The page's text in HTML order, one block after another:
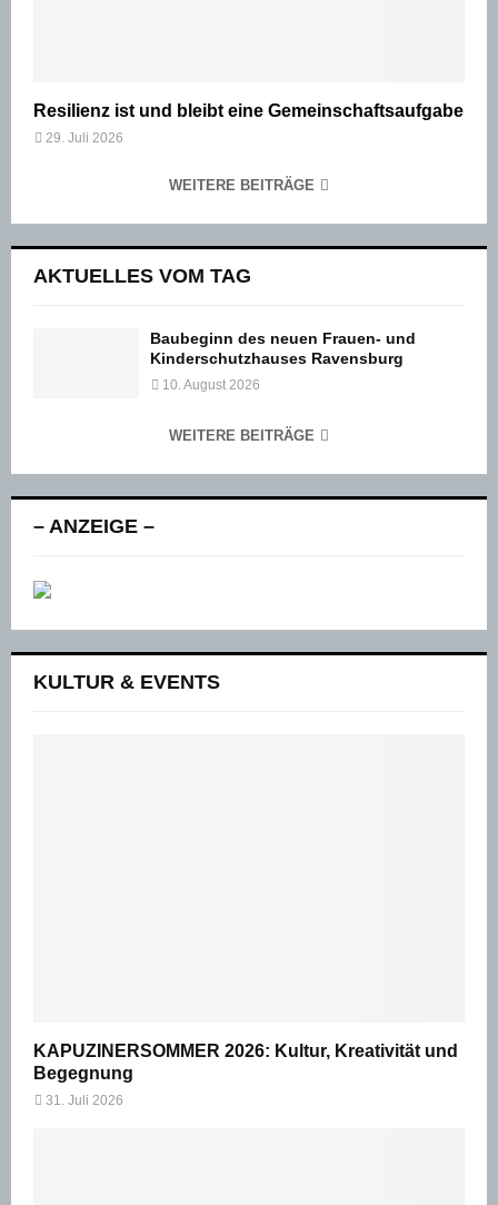
Resilienz ist und bleibt eine Gemeinschaftsaufgabe
29. Juli 2026
WEITERE BEITRÄGE
AKTUELLES VOM TAG
Baubeginn des neuen Frauen- und
Kinderschutzhauses Ravensburg
10. August 2026
WEITERE BEITRÄGE
– ANZEIGE –
KULTUR & EVENTS
KAPUZINERSOMMER 2026: Kultur, Kreativität und
Begegnung
31. Juli 2026